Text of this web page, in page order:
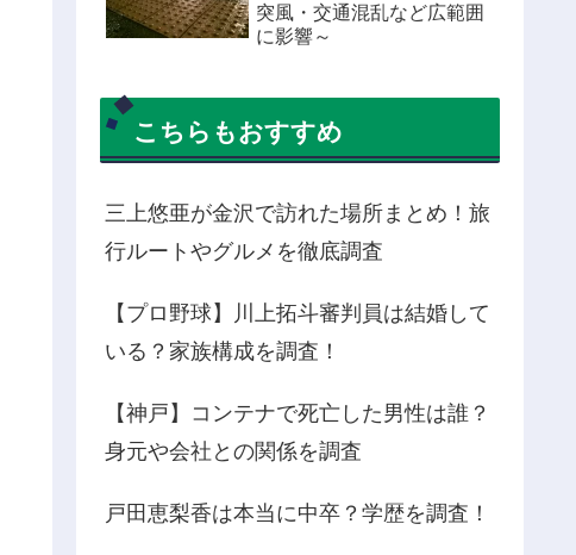
突風・交通混乱など広範囲
に影響～
こちらもおすすめ
三上悠亜が金沢で訪れた場所まとめ！旅
行ルートやグルメを徹底調査
【プロ野球】川上拓斗審判員は結婚して
いる？家族構成を調査！
【神戸】コンテナで死亡した男性は誰？
身元や会社との関係を調査
戸田恵梨香は本当に中卒？学歴を調査！